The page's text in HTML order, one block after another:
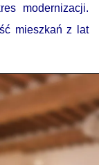
modernizacji.
mieszkań z lat